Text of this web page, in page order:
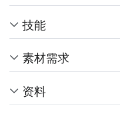
技能
素材需求
资料